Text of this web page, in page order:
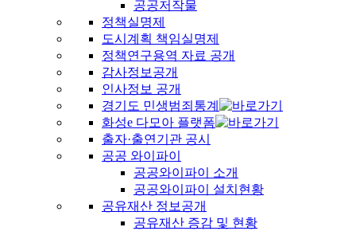
공공저작물
정책실명제
도시계획 책임실명제
정책연구용역 자료 공개
감사정보공개
인사정보 공개
경기도 민생범죄통계
화성e 다모아 플랫폼
출자·출연기관 공시
공공 와이파이
공공와이파이 소개
공공와이파이 설치현황
공유재산 정보공개
공유재산 증감 및 현황